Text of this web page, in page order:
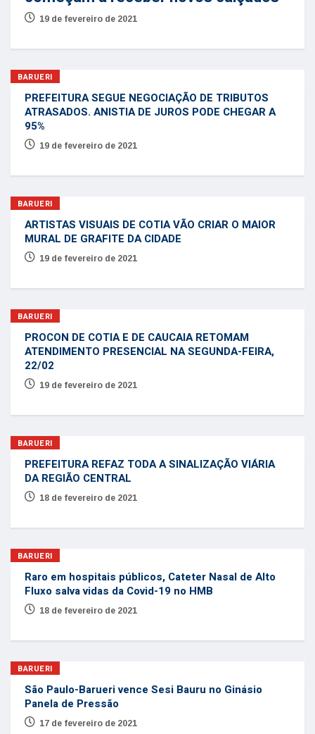
19 de fevereiro de 2021
BARUERI
PREFEITURA SEGUE NEGOCIAÇÃO DE TRIBUTOS
ATRASADOS. ANISTIA DE JUROS PODE CHEGAR A
95%
19 de fevereiro de 2021
BARUERI
ARTISTAS VISUAIS DE COTIA VÃO CRIAR O MAIOR
MURAL DE GRAFITE DA CIDADE
19 de fevereiro de 2021
BARUERI
PROCON DE COTIA E DE CAUCAIA RETOMAM
ATENDIMENTO PRESENCIAL NA SEGUNDA-FEIRA,
22/02
19 de fevereiro de 2021
BARUERI
PREFEITURA REFAZ TODA A SINALIZAÇÃO VIÁRIA
DA REGIÃO CENTRAL
18 de fevereiro de 2021
BARUERI
Raro em hospitais públicos, Cateter Nasal de Alto
Fluxo salva vidas da Covid-19 no HMB
18 de fevereiro de 2021
BARUERI
São Paulo-Barueri vence Sesi Bauru no Ginásio
Panela de Pressão
17 de fevereiro de 2021